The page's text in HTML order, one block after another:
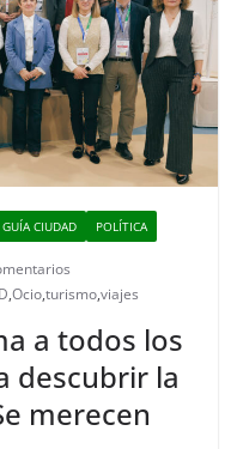
GUÍA CIUDAD POLÍTICA
,Ocio,turismo,viajes
a todos los
descubrir la
merecen